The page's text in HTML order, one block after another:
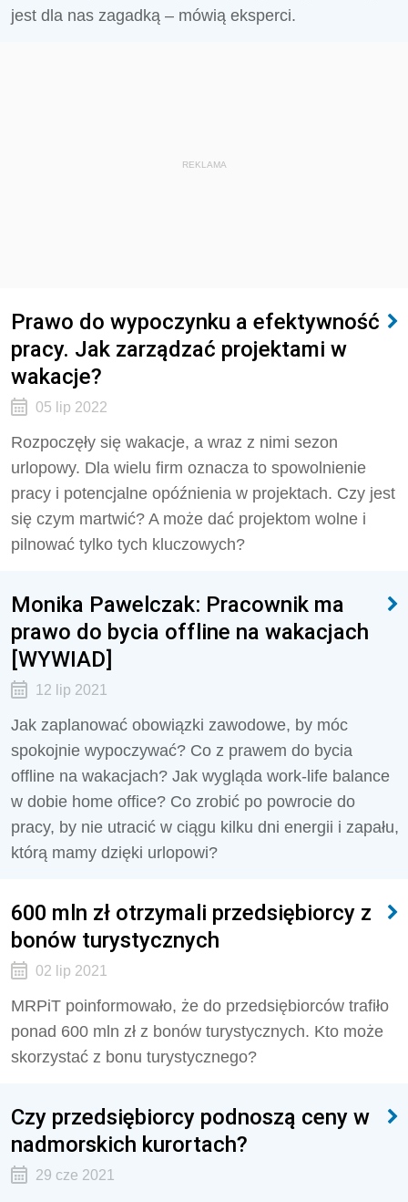
jest dla nas zagadką – mówią eksperci.
REKLAMA
Prawo do wypoczynku a efektywność
pracy. Jak zarządzać projektami w
wakacje?
05 lip 2022
Rozpoczęły się wakacje, a wraz z nimi sezon
urlopowy. Dla wielu firm oznacza to spowolnienie
pracy i potencjalne opóźnienia w projektach. Czy jest
się czym martwić? A może dać projektom wolne i
pilnować tylko tych kluczowych?
Monika Pawelczak: Pracownik ma
prawo do bycia offline na wakacjach
[WYWIAD]
12 lip 2021
Jak zaplanować obowiązki zawodowe, by móc
spokojnie wypoczywać? Co z prawem do bycia
offline na wakacjach? Jak wygląda work-life balance
w dobie home office? Co zrobić po powrocie do
pracy, by nie utracić w ciągu kilku dni energii i zapału,
którą mamy dzięki urlopowi?
600 mln zł otrzymali przedsiębiorcy z
bonów turystycznych
02 lip 2021
MRPiT poinformowało, że do przedsiębiorców trafiło
ponad 600 mln zł z bonów turystycznych. Kto może
skorzystać z bonu turystycznego?
Czy przedsiębiorcy podnoszą ceny w
nadmorskich kurortach?
29 cze 2021